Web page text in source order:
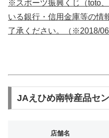
※スポーツ振興くじ（toto
いる銀行・信用金庫等の情
了承ください。（※2018/06
JAえひめ南特産品セ
店舗名